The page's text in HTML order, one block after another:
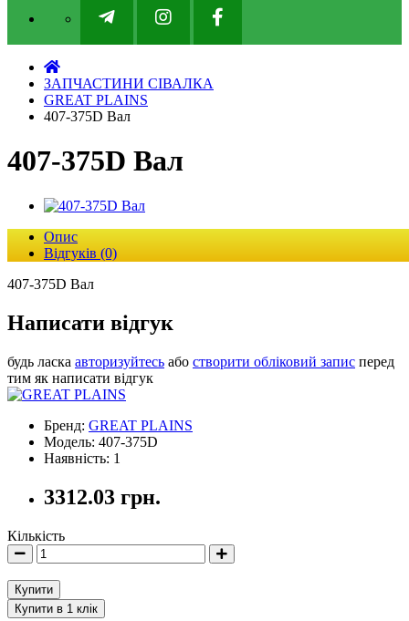
ЗАПЧАСТИНИ СІВАЛКА
GREAT PLAINS
407-375D Вал
407-375D Вал
Опис
Відгуків (0)
407-375D Вал
Написати відгук
будь ласка авторизуйтесь або створити обліковий запис перед
тим як написати відгук
Бренд: GREAT PLAINS
Модель: 407-375D
Наявність: 1
3312.03 грн.
Кількість
Купити
Купити в 1 клік